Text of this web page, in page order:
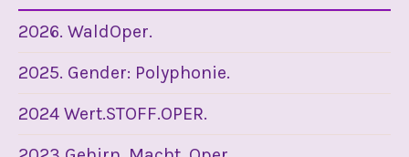
2026. WaldOper.
2025. Gender: Polyphonie.
2024 Wert.STOFF.OPER.